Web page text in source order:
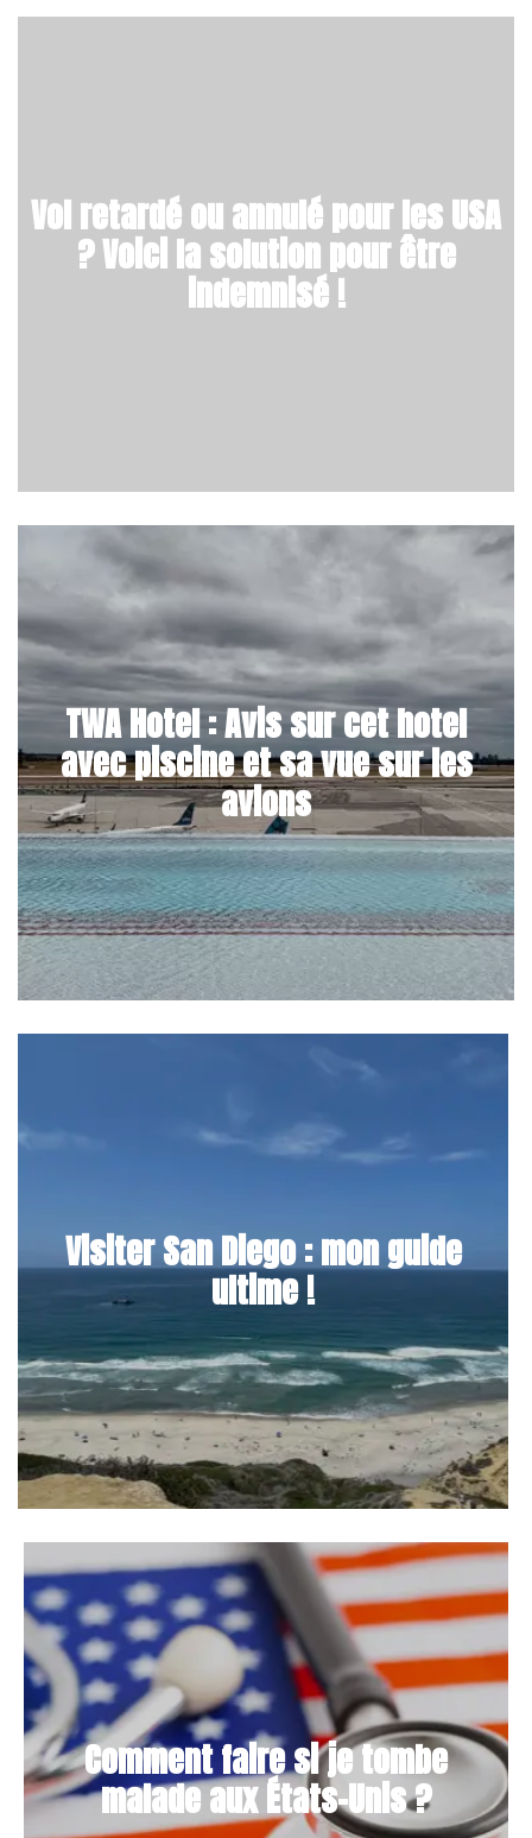
Vol retardé ou annulé pour les USA
? Voici la solution pour être
indemnisé !
TWA Hotel : Avis sur cet hotel
avec piscine et sa vue sur les
avions
Visiter San Diego : mon guide
ultime !
Comment faire si je tombe
malade aux États-Unis ?